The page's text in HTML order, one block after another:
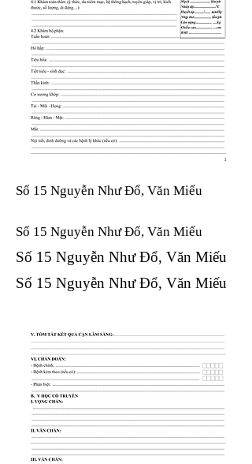
Số 15 Nguyễn Như Đổ, Văn Miếu
Số 15 Nguyễn Như Đổ, Văn Miếu​​​​
Số 15 Nguyễn Như Đổ, Văn Miếu​​​​
Số 15 Nguyễn Như Đổ, Văn Miếu​​​​